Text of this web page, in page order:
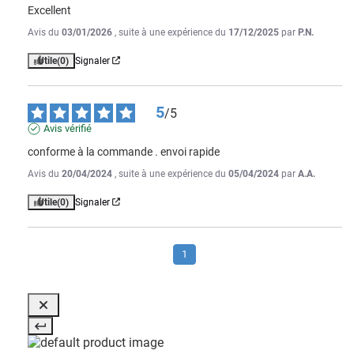
Excellent
Avis du 03/01/2026 , suite à une expérience du 17/12/2025 par P.N.
Utile(0) Signaler
5/5
Avis vérifié
conforme à la commande . envoi rapide
Avis du 20/04/2024 , suite à une expérience du 05/04/2024 par A.A.
Utile(0) Signaler
1